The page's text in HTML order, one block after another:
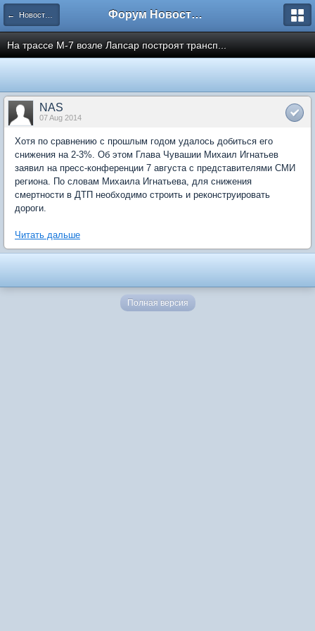
← Новости рынка недвижимости Форум Новостройки
На трассе М-7 возле Лапсар построят трансп...
NAS
07 Aug 2014
Хотя по сравнению с прошлым годом удалось добиться его
снижения на 2-3%. Об этом Глава Чувашии Михаил Игнатьев
заявил на пресс-конференции 7 августа с представителями СМИ
региона. По словам Михаила Игнатьева, для снижения
смертности в ДТП необходимо строить и реконструировать
дороги.
Читать дальше
Полная версия